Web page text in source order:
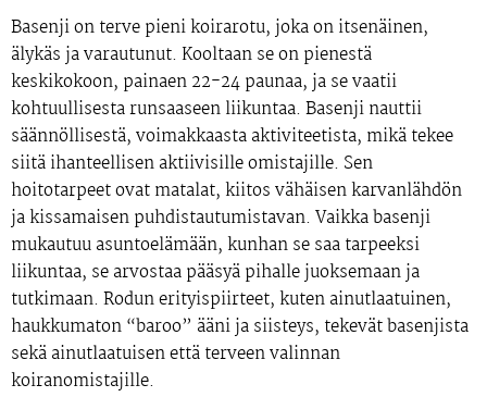
Basenji on terve pieni koirarotu, joka on itsenäinen,
älykäs ja varautunut. Kooltaan se on pienestä
keskikokoon, painaen 22-24 paunaa, ja se vaatii
kohtuullisesta runsaaseen liikuntaa. Basenji nauttii
säännöllisestä, voimakkaasta aktiviteetista, mikä tekee
siitä ihanteellisen aktiivisille omistajille. Sen
hoitotarpeet ovat matalat, kiitos vähäisen karvanlähdön
ja kissamaisen puhdistautumistavan. Vaikka basenji
mukautuu asuntoelämään, kunhan se saa tarpeeksi
liikuntaa, se arvostaa pääsyä pihalle juoksemaan ja
tutkimaan. Rodun erityispiirteet, kuten ainutlaatuinen,
haukkumaton “baroo” ääni ja siisteys, tekevät basenjista
sekä ainutlaatuisen että terveen valinnan
koiranomistajille.